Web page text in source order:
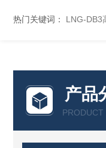
热门关键词： LNG-DB3
产品
PRODUCT